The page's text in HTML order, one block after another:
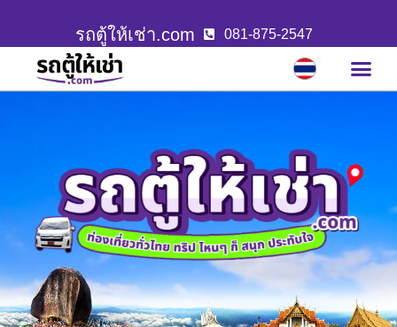
รถตู้ให้เช่า.com 081-875-2547